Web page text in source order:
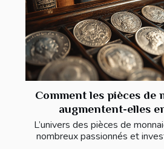
Comment les pièces de
augmentent-elles
L’univers des pièces de
nombreux passionnés et